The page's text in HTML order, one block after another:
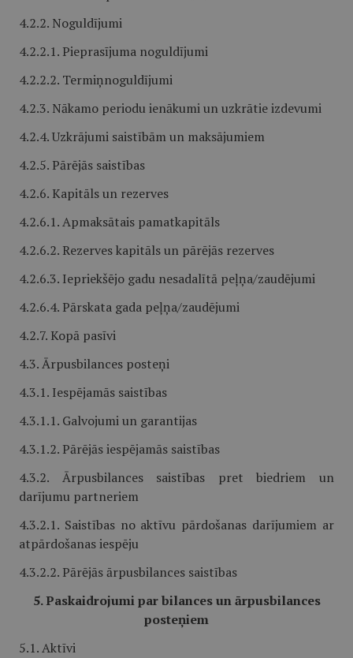
4.2.2. Noguldījumi
4.2.2.1. Pieprasījuma noguldījumi
4.2.2.2. Termiņnoguldījumi
4.2.3. Nākamo periodu ienākumi un uzkrātie izdevumi
4.2.4. Uzkrājumi saistībām un maksājumiem
4.2.5. Pārējās saistības
4.2.6. Kapitāls un rezerves
4.2.6.1. Apmaksātais pamatkapitāls
4.2.6.2. Rezerves kapitāls un pārējās rezerves
4.2.6.3. Iepriekšējo gadu nesadalītā peļņa/zaudējumi
4.2.6.4. Pārskata gada peļņa/zaudējumi
4.2.7. Kopā pasīvi
4.3. Ārpusbilances posteņi
4.3.1. Iespējamās saistības
4.3.1.1. Galvojumi un garantijas
4.3.1.2. Pārējās iespējamās saistības
4.3.2. Ārpusbilances saistības pret biedriem un
darījumu partneriem
4.3.2.1. Saistības no aktīvu pārdošanas darījumiem ar
atpārdošanas iespēju
4.3.2.2. Pārējās ārpusbilances saistības
5. Paskaidrojumi par bilances un ārpusbilances
posteņiem
5.1. Aktīvi